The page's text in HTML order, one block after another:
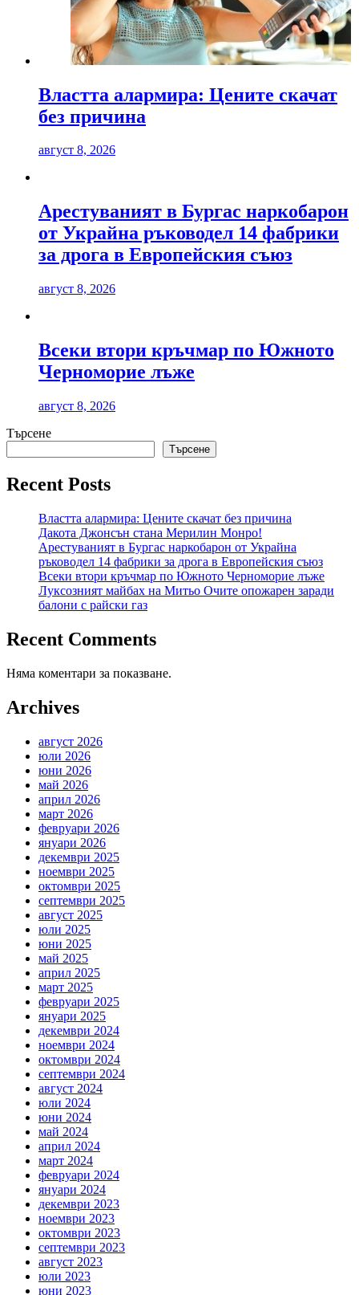
Властта алармира: Цените скачат
без причина
август 8, 2026
Арестуваният в Бургас наркобарон
от Украйна ръководел 14 фабрики
за дрога в Европейския съюз
август 8, 2026
Всеки втори кръчмар по Южното
Черноморие лъже
август 8, 2026
Търсене
Търсене
Recent Posts
Властта алармира: Цените скачат без причина
Дакота Джонсън стана Мерилин Монро!
Арестуваният в Бургас наркобарон от Украйна
ръководел 14 фабрики за дрога в Европейския съюз
Всеки втори кръчмар по Южното Черноморие лъже
Луксозният майбах на Митьо Очите опожарен заради
балони с райски газ
Recent Comments
Няма коментари за показване.
Archives
август 2026
юли 2026
юни 2026
май 2026
април 2026
март 2026
февруари 2026
януари 2026
декември 2025
ноември 2025
октомври 2025
септември 2025
август 2025
юли 2025
юни 2025
май 2025
април 2025
март 2025
февруари 2025
януари 2025
декември 2024
ноември 2024
октомври 2024
септември 2024
август 2024
юли 2024
юни 2024
май 2024
април 2024
март 2024
февруари 2024
януари 2024
декември 2023
ноември 2023
октомври 2023
септември 2023
август 2023
юли 2023
юни 2023